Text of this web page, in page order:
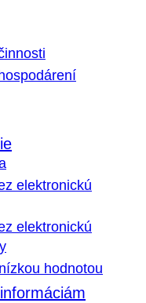
elektronickú
elektronickú
hodnotou